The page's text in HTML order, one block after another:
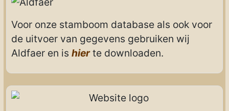
Voor onze stamboom database als ook voor
de uitvoer van gegevens gebruiken wij
Aldfaer en is hierte downloaden.